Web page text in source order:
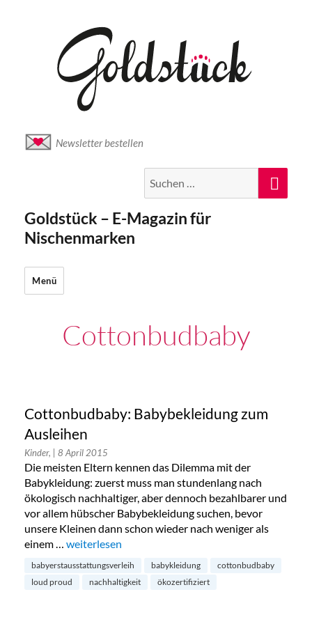
Newsletter bestellen
nach:
Goldstück – E-Magazin für
Nischenmarken
Menü
Cottonbudbaby
Cottonbudbaby: Babybekleidung zum
Ausleihen
Kinder, | 8 April 2015
Die meisten Eltern kennen das Dilemma mit der
Babykleidung: zuerst muss man stundenlang nach
ökologisch nachhaltiger, aber dennoch bezahlbarer und
vor allem hübscher Babybekleidung suchen, bevor
unsere Kleinen dann schon wieder nach weniger als
einem … „Cottonbudbaby: Babybekleidung zum Ausleihen“
weiterlesen
babyerstausstattungsverleih babykleidung
cottonbudbaby
loud proud
nachhaltigkeit ökozertifiziert